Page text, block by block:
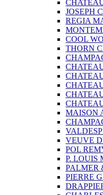
JOSEPH
REGIA
COOL
THORN
MAISON
VEUVE
POL
P. LOUIS
PALMER
PIERRE